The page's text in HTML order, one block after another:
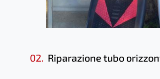
02. Riparazione tubo